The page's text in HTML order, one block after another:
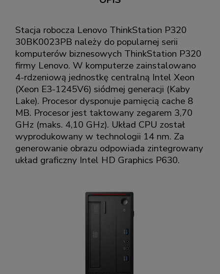
Stacja robocza Lenovo ThinkStation P320
30BK0023PB należy do popularnej serii
komputerów biznesowych ThinkStation P320
firmy Lenovo. W komputerze zainstalowano
4-rdzeniową jednostkę centralną Intel Xeon
(Xeon E3-1245V6) siódmej generacji (Kaby
Lake). Procesor dysponuje pamięcią cache 8
MB. Procesor jest taktowany zegarem 3,70
GHz (maks. 4,10 GHz). Układ CPU został
wyprodukowany w technologii 14 nm. Za
generowanie obrazu odpowiada zintegrowany
układ graficzny Intel HD Graphics P630.